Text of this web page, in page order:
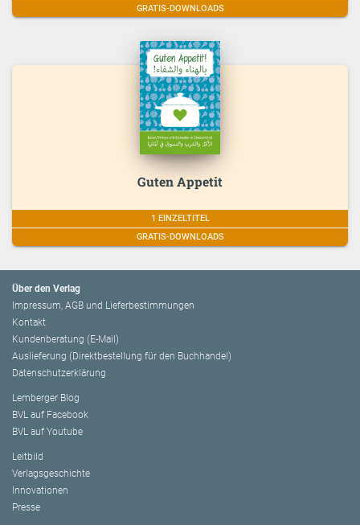
GRATIS-DOWNLOADS
Guten Appetit
1 EINZELTITEL
GRATIS-DOWNLOADS
Über den Verlag
Impressum, AGB und Lieferbestimmungen
Kontakt
Kundenberatung (E-Mail)
Auslieferung (Direktbestellung für den Buchhandel)
Datenschutzerklärung
Lemberger Blog
BVL auf Facebook
BVL auf Youtube
Leitbild
Verlagsgeschichte
Innovationen
Presse